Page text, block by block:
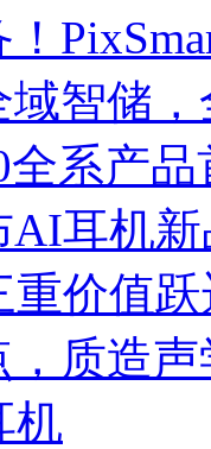
智储
全系产
耳机
价值
质造
机